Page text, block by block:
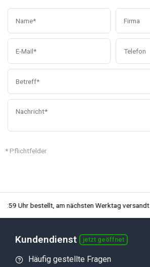
* Pflichtfelder
Uhr bestellt, am nächsten Werktag versandt
Kundendienst jetzt geöffnet
Häufig gestellte Fragen